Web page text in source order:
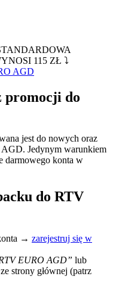
115 ZŁ ⤵
AGD
promocji do
jest do nowych oraz
Jedynym warunkiem
darmowego konta w
do RTV
→ zarejestruj się w
EURO AGD” lub
strony głównej (patrz